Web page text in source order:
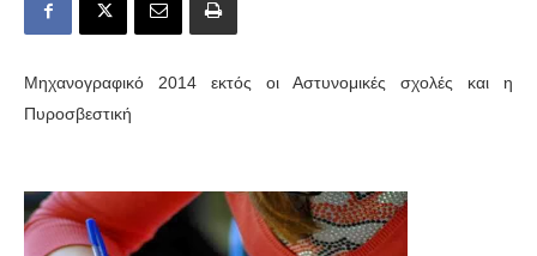
Μηχανογραφικό 2014 εκτός οι Αστυνομικές σχολές και η
Πυροσβεστική